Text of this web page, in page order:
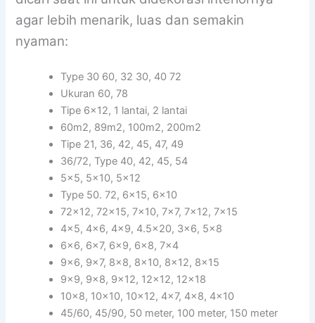
agar lebih menarik, luas dan semakin
nyaman:
Type 30 60, 32 30, 40 72
Ukuran 60, 78
Tipe 6×12, 1 lantai, 2 lantai
60m2, 89m2, 100m2, 200m2
Tipe 21, 36, 42, 45, 47, 49
36/72, Type 40, 42, 45, 54
5×5, 5×10, 5×12
Type 50. 72, 6×15, 6×10
72×12, 72×15, 7×10, 7×7, 7×12, 7×15
4×5, 4×6, 4×9, 4.5×20, 3×6, 5×8
6×6, 6×7, 6×9, 6×8, 7×4
9×6, 9×7, 8×8, 8×10, 8×12, 8×15
9×9, 9×8, 9×12, 12×12, 12×18
10×8, 10×10, 10×12, 4×7, 4×8, 4×10
45/60, 45/90, 50 meter, 100 meter, 150 meter